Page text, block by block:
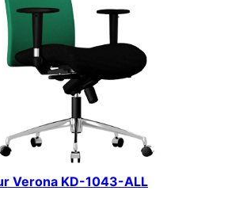
Verona KD-1043-ALL